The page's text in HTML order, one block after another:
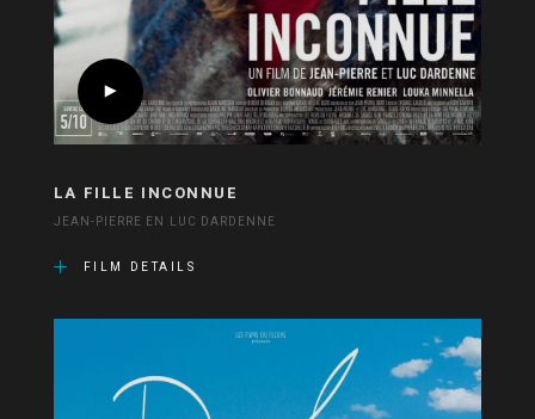
LA FILLE INCONNUE
JEAN-PIERRE EN LUC DARDENNE
FILM DETAILS